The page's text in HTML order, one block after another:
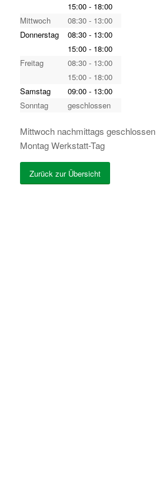
15:00 - 18:00
Mittwoch
08:30 - 13:00
Donnerstag
08:30 - 13:00
15:00 - 18:00
Freitag
08:30 - 13:00
15:00 - 18:00
Samstag
09:00 - 13:00
Sonntag
geschlossen
Mittwoch nachmittags geschlossen
Montag Werkstatt-Tag
Zurück zur Übersicht